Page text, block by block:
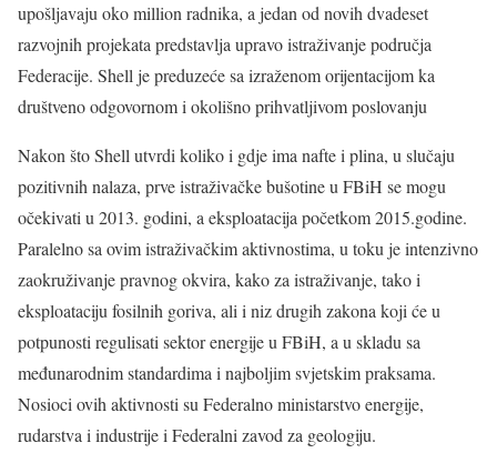
upošljavaju oko million radnika, a jedan od novih dvadeset
razvojnih projekata predstavlja upravo istraživanje područja
Federacije. Shell je preduzeće sa izraženom orijentacijom ka
društveno odgovornom i okolišno prihvatljivom poslovanju
Nakon što Shell utvrdi koliko i gdje ima nafte i plina, u slučaju
pozitivnih nalaza, prve istraživačke bušotine u FBiH se mogu
očekivati u 2013. godini, a eksploatacija početkom 2015.godine.
Paralelno sa ovim istraživačkim aktivnostima, u toku je intenzivno
zaokruživanje pravnog okvira, kako za istraživanje, tako i
eksploataciju fosilnih goriva, ali i niz drugih zakona koji će u
potpunosti regulisati sektor energije u FBiH, a u skladu sa
međunarodnim standardima i najboljim svjetskim praksama.
Nosioci ovih aktivnosti su Federalno ministarstvo energije,
rudarstva i industrije i Federalni zavod za geologiju.